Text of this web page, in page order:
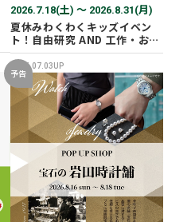
2026.7.18(土) 〜 2026.8.31(月)
夏休みわくわくキッズイベン
ト！自由研究 AND 工作・おし
ごと体験！
2026.07.03UP
予告